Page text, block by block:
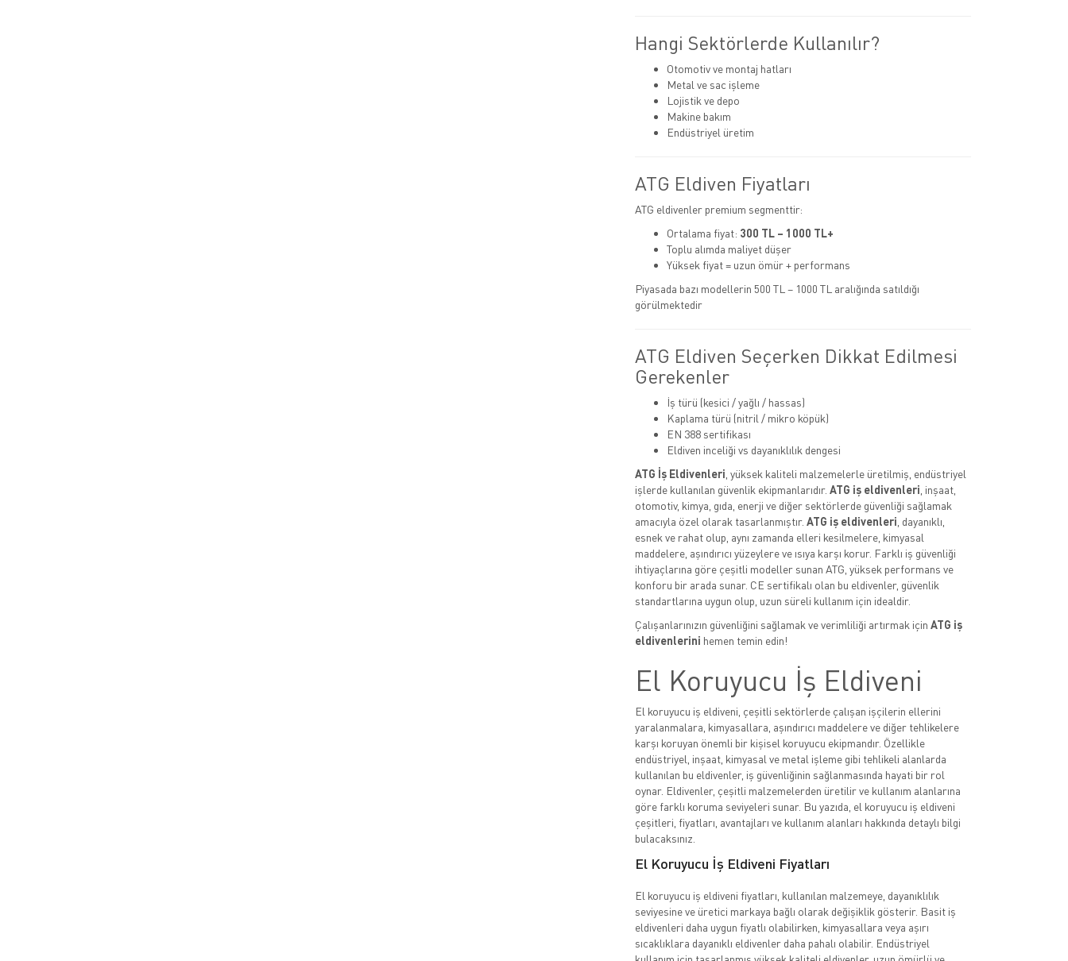
Hangi Sektörlerde Kullanılır?
Otomotiv ve montaj hatları
Metal ve sac işleme
Lojistik ve depo
Makine bakım
Endüstriyel üretim
ATG Eldiven Fiyatları
ATG eldivenler premium segmenttir:
Ortalama fiyat: 300 TL – 1000 TL+
Toplu alımda maliyet düşer
Yüksek fiyat = uzun ömür + performans
Piyasada bazı modellerin 500 TL – 1000 TL aralığında satıldığı
görülmektedir
ATG Eldiven Seçerken Dikkat Edilmesi
Gerekenler
İş türü (kesici / yağlı / hassas)
Kaplama türü (nitril / mikro köpük)
EN 388 sertifikası
Eldiven inceliği vs dayanıklılık dengesi
ATG İş Eldivenleri , yüksek kaliteli malzemelerle üretilmiş, endüstriyel
işlerde kullanılan güvenlik ekipmanlarıdır. ATG iş eldivenleri , inşaat,
otomotiv, kimya, gıda, enerji ve diğer sektörlerde güvenliği sağlamak
amacıyla özel olarak tasarlanmıştır. ATG iş eldivenleri , dayanıklı,
esnek ve rahat olup, aynı zamanda elleri kesilmelere, kimyasal
maddelere, aşındırıcı yüzeylere ve ısıya karşı korur. Farklı iş güvenliği
ihtiyaçlarına göre çeşitli modeller sunan ATG, yüksek performans ve
konforu bir arada sunar. CE sertifikalı olan bu eldivenler, güvenlik
standartlarına uygun olup, uzun süreli kullanım için idealdir.
Çalışanlarınızın güvenliğini sağlamak ve verimliliği artırmak için ATG iş
eldivenlerini hemen temin edin!
El Koruyucu İş Eldiveni
El koruyucu iş eldiveni, çeşitli sektörlerde çalışan işçilerin ellerini
yaralanmalara, kimyasallara, aşındırıcı maddelere ve diğer tehlikelere
karşı koruyan önemli bir kişisel koruyucu ekipmandır. Özellikle
endüstriyel, inşaat, kimyasal ve metal işleme gibi tehlikeli alanlarda
kullanılan bu eldivenler, iş güvenliğinin sağlanmasında hayati bir rol
oynar. Eldivenler, çeşitli malzemelerden üretilir ve kullanım alanlarına
göre farklı koruma seviyeleri sunar. Bu yazıda, el koruyucu iş eldiveni
çeşitleri, fiyatları, avantajları ve kullanım alanları hakkında detaylı bilgi
bulacaksınız.
El Koruyucu İş Eldiveni Fiyatları
El koruyucu iş eldiveni fiyatları, kullanılan malzemeye, dayanıklılık
seviyesine ve üretici markaya bağlı olarak değişiklik gösterir. Basit iş
eldivenleri daha uygun fiyatlı olabilirken, kimyasallara veya aşırı
sıcaklıklara dayanıklı eldivenler daha pahalı olabilir. Endüstriyel